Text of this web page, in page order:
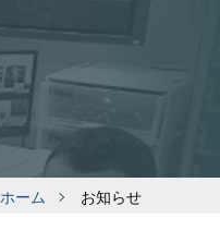
ホーム お知らせ